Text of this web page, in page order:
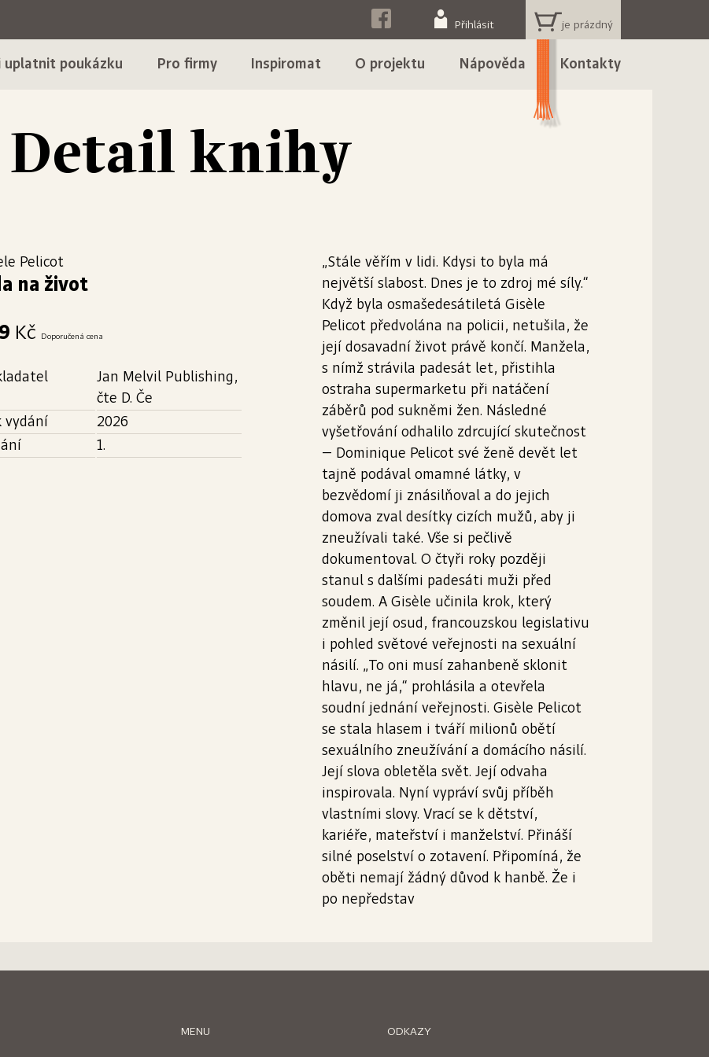
Přihlásit
uplatnit poukázku Pro firmy Inspiromat O projektu Nápověda Kontakty
KOŠÍK
Detail knihy
Pelicot
na život
Kč Doporučená cena
Jan Melvil Publishing,
čte D. Če
vydání
2026
1.
„Stále věřím v lidi. Kdysi to byla má
největší slabost. Dnes je to zdroj mé síly.“
Když byla osmašedesátiletá Gisèle
Pelicot předvolána na policii, netušila, že
její dosavadní život právě končí. Manžela,
s nímž strávila padesát let, přistihla
ostraha supermarketu při natáčení
záběrů pod sukněmi žen. Následné
vyšetřování odhalilo zdrcující skutečnost
⁠⁠⁠⁠⁠⁠⁠⁠⁠⁠⁠⁠⁠⁠⁠⁠– Dominique Pelicot své ženě devět let
tajně podával omamné látky, v
bezvědomí ji znásilňoval a do jejich
domova zval desítky cizích mužů, aby ji
zneužívali také. Vše si pečlivě
dokumentoval. O čtyři roky později
stanul s dalšími padesáti muži před
soudem. A Gisèle učinila krok, který
změnil její osud, francouzskou legislativu
i pohled světové veřejnosti na sexuální
násilí. „To oni musí zahanbeně sklonit
hlavu, ne já,“ prohlásila a otevřela
soudní jednání veřejnosti. Gisèle Pelicot
se stala hlasem i tváří milionů obětí
sexuálního zneužívání a domácího násilí.
Její slova obletěla svět. Její odvaha
inspirovala. Nyní vypráví svůj příběh
vlastními slovy. Vrací se k dětství,
kariéře, mateřství i manželství. Přináší
silné poselství o zotavení. Připomíná, že
oběti nemají žádný důvod k hanbě. Že i
po nepředstav
MENU ODKAZY